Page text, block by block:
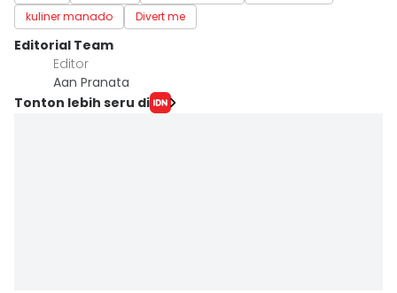
kuliner manado
Divert me
Editorial Team
Editor
Aan Pranata
Tonton lebih seru di